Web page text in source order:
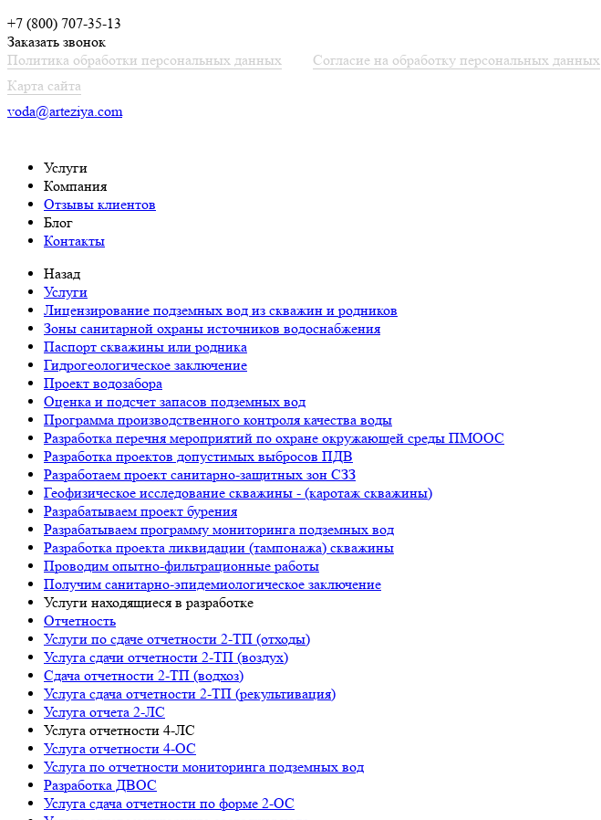
+7 (800) 707-35-13
Заказать звонок
Политика обработки персональных данных
Согласие на обработку персональных данных
Карта сайта
voda@arteziya.com
Услуги
Компания
Отзывы клиентов
Блог
Контакты
Назад
Услуги
Лицензирование подземных вод из скважин и родников
Зоны санитарной охраны источников водоснабжения
Паспорт скважины или родника
Гидрогеологическое заключение
Проект водозабора
Оценка и подсчет запасов подземных вод
Программа производственного контроля качества воды
Разработка перечня мероприятий по охране окружающей среды ПМООС
Разработка проектов допустимых выбросов ПДВ
Разработаем проект санитарно-защитных зон СЗЗ
Геофизическое исследование скважины - (каротаж скважины)
Разрабатываем проект бурения
Разрабатываем программу мониторинга подземных вод
Разработка проекта ликвидации (тампонажа) скважины
Проводим опытно-фильтрационные работы
Получим санитарно-эпидемиологическое заключение
Услуги находящиеся в разработке
Отчетность
Услуги по сдаче отчетности 2-ТП (отходы)
Услуга сдачи отчетности 2-ТП (воздух)
Сдача отчетности 2-ТП (водхоз)
Услуга сдача отчетности 2-ТП (рекультивация)
Услуга отчета 2-ЛС
Услуга отчетности 4-ЛС
Услуга отчетности 4-ОС
Услуга по отчетности мониторинга подземных вод
Разработка ДВОС
Услуга сдача отчетности по форме 2-ОС